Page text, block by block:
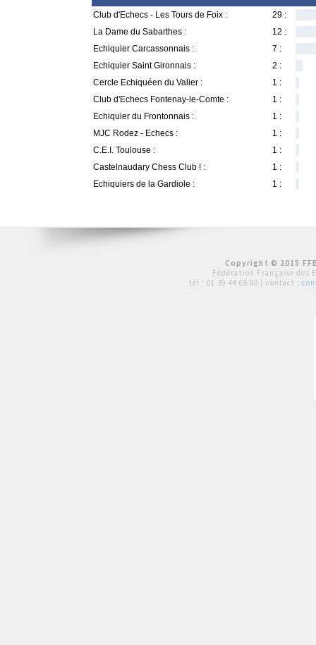
Club d'Echecs - Les Tours de Foix :
29 :
La Dame du Sabarthes :
12 :
Echiquier Carcassonnais :
7 :
Echiquier Saint Gironnais :
2 :
Cercle Echiquéen du Valier :
1 :
Club d'Echecs Fontenay-le-Comte :
1 :
Echiquier du Frontonnais :
1 :
MJC Rodez - Echecs :
1 :
C.E.I. Toulouse :
1 :
Castelnaudary Chess Club ! :
1 :
Echiquiers de la Gardiole :
1 :
Copyright © 2015
Fédération Française des
tél : 01 39 44 65 80 | contact :